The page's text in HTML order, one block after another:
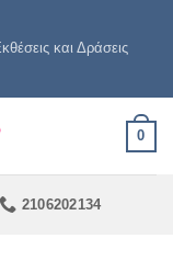
και Δράσεις
0
2106202134